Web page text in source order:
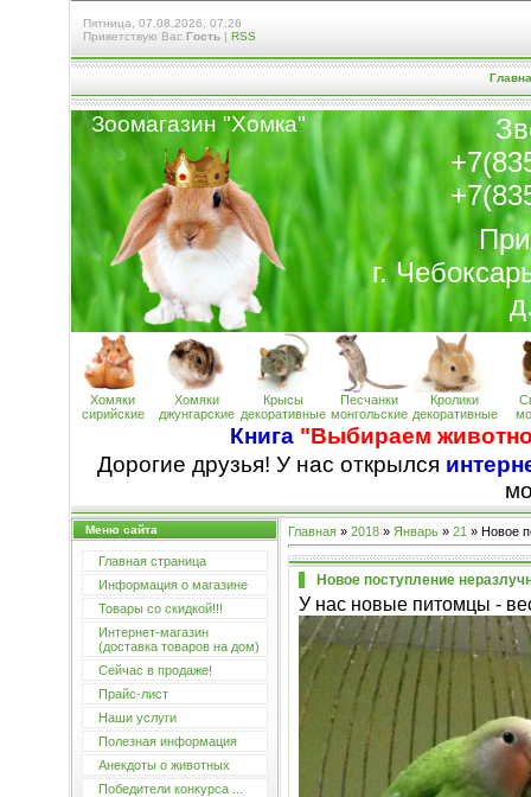
Пятница, 07.08.2026, 07:26
Приветствую Вас Гость| RSS
Зоомагазин "Хомка"
г.
Хомяки
сирийские
Хомяки
джунгарские
Крысы
декоративные
Песчанки
монгольские
Кролики
декоративные
Книга "Выбираем
Дорогие друзья! У нас открылся
Меню сайта
Главная страница
Информация о магазине
Товары со скидкой!!!
Интернет-магазин
(доставка товаров на дом)
Сейчас в продаже!
Прайс-лист
Наши услуги
Полезная информация
Анекдоты о животных
Победители конкурса ...
Главная» 2018 » Январь » 21 » Новое
Новое поступление
У нас новые питомцы -